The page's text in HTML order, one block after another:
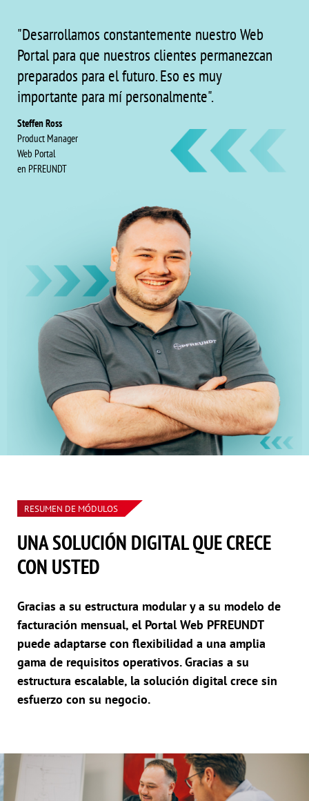
"Desarrollamos constantemente nuestro Web
Portal para que nuestros clientes permanezcan
preparados para el futuro. Eso es muy
importante para mí personalmente".
Steffen Ross
Product Manager
Web Portal
en PFREUNDT
RESUMEN DE MÓDULOS
UNA SOLUCIÓN DIGITAL QUE CRECE
CON USTED
Gracias a su estructura modular y a su modelo de
facturación mensual, el Portal Web PFREUNDT
puede adaptarse con flexibilidad a una amplia
gama de requisitos operativos. Gracias a su
estructura escalable, la solución digital crece sin
esfuerzo con su negocio.